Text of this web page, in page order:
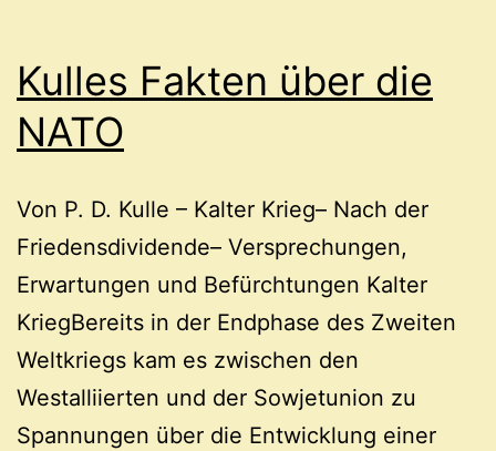
Kulles Fakten über die
NATO
Von P. D. Kulle – Kalter Krieg– Nach der
Friedensdividende– Versprechungen,
Erwartungen und Befürchtungen Kalter
KriegBereits in der Endphase des Zweiten
Weltkriegs kam es zwischen den
Westalliierten und der Sowjetunion zu
Spannungen über die Entwicklung einer